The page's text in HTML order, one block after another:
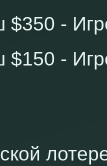
$350 -
$150 -